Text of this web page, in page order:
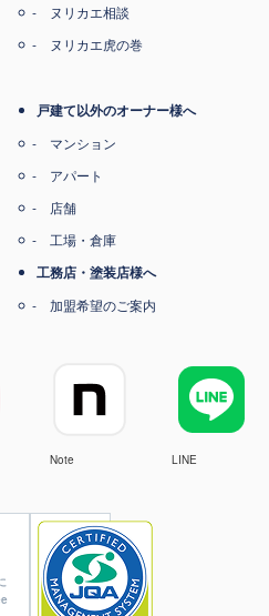
ヌリカエ相談
ヌリカエ虎の巻
戸建て以外のオーナー様へ
マンション
アパート
店舗
工場・倉庫
工務店・塗装店様へ
加盟希望のご案内
Note LINE